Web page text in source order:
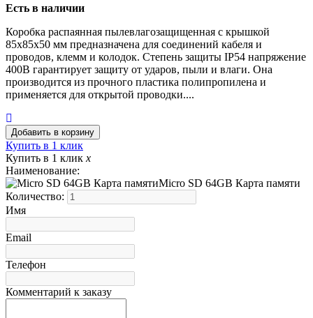
Есть в наличии
Коробка распаянная пылевлагозащищенная с крышкой
85х85х50 мм предназначена для соединений кабеля и
проводов, клемм и колодок. Степень защиты IP54 напряжение
400В гарантирует защиту от ударов, пыли и влаги. Она
производится из прочного пластика полипропилена и
применяется для открытой проводки....
Купить в 1 клик
Купить в 1 клик x
Наименование:
Micro SD 64GB Карта памяти
Количество:
Имя
Email
Телефон
Комментарий к заказу